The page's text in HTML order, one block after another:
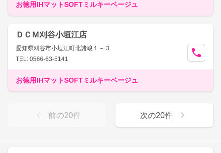
お徳用IHマットSOFTミルキーベージュ
ＤＣＭ刈谷小垣江店
愛知県刈谷市小垣江町北諸峻１－３
TEL: 0566-63-5141
お徳用IHマットSOFTミルキーベージュ
前の20件 次の20件